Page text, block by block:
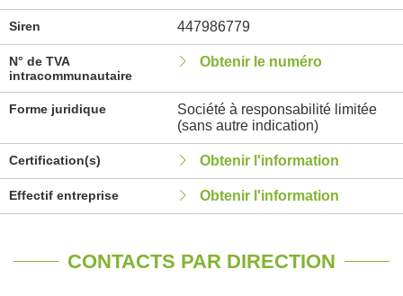
Siren 447986779
N° de TVA
intracommunautaire
Obtenir le numéro
Forme juridique
Société à responsabilité limitée
(sans autre indication)
Certification(s) Obtenir l'information
Effectif entreprise Obtenir l'information
CONTACTS PAR DIRECTION